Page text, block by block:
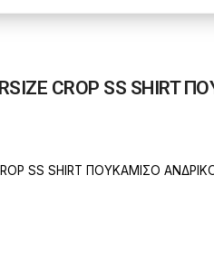
CROP SS SHIRT
SS SHIRT ΠΟΥΚΑΜΙΣΟ